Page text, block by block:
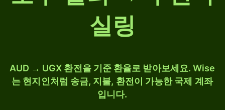
실링
AUD → UGX 환전을 기준 환율로 받아보세요. Wise
는 현지인처럼 송금, 지불, 환전이 가능한 국제 계좌
입니다.